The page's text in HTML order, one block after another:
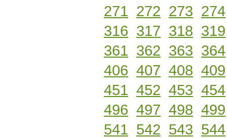
271 272 273 274
316 317 318 319
361 362 363 364
406 407 408 409
451 452 453 454
496 497 498 499
541 542 543 544